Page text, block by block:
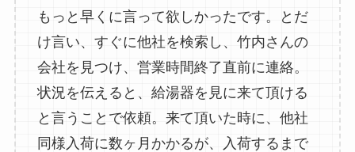
もっと早くに言って欲しかったです。とだ
け言い、すぐに他社を検索し、竹内さんの
会社を見つけ、営業時間終了直前に連絡。
状況を伝えると、給湯器を見に来て頂ける
と言うことで依頼。来て頂いた時に、他社
同様入荷に数ヶ月かかるが、入荷するまで